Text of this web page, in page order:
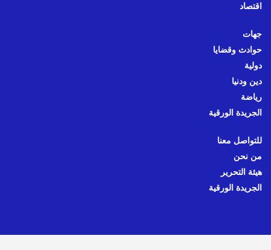
اقتصاد
جهات
حوادث وقضايا
دولية
دين ودنيا
رياضة
الجريدة الورقية
للتواصل معنا
من نحن
هيئة التحرير
الجريدة الورقية